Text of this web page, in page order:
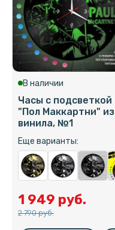
В наличии
Часы с подсветкой
"Пол Маккартни" из
винила, №1
Еще варианты:
1 949 руб.
2 790 руб.